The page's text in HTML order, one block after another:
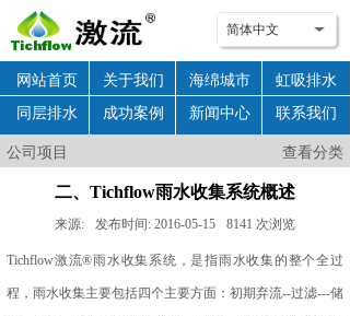
简体中文
网站首页 关于我们 海绵城市
虹吸排水
同层排水
成功案例 新闻中心
联系我们
公司项目
公司项目 查看分类
二、Tichflow雨水收集系统概述
来源: 发布时间: 2016-05-15 8141 次浏览
Tichflow激流®雨水收集系统，是指雨水收集的整个全过
程，雨水收集主要包括四个主要方面：初期弃流--过滤---储